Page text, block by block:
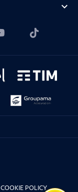
expand_more
COOKIE POLICY